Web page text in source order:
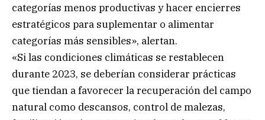
categorías menos productivas y hacer encierres
estratégicos para suplementar o alimentar
categorías más sensibles», alertan.
«Si las condiciones climáticas se restablecen
durante 2023, se deberían considerar prácticas
que tiendan a favorecer la recuperación del campo
natural como descansos, control de malezas,